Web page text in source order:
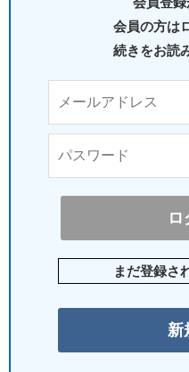
会員の方は
続きをお読
まだ登録さ